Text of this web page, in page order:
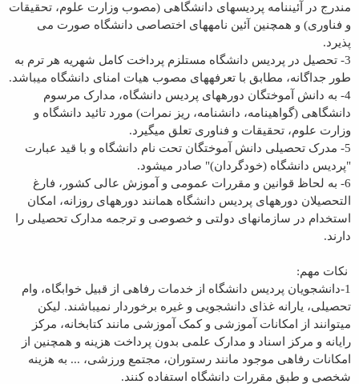
مندرج در آئين‏نامه پرديس‏های دانشگاهی (مصوب وزارت علوم، تحقيقات
و فناوری) و همچنين آئين نامه‏های اختصاصی دانشگاه صورت می
پذيرد.
3- تحصيل در پرديس دانشگاه مستلزم پرداخت کامل شهريه هر ترم به
طور جداگانه، مطابق با تعرفه‏های مصوب هيات امنای دانشگاه می‏باشد.
4- به دانش آموختگان دوره‏های پرديس دانشگاه، مدارک مرسوم
دانشگاهی (گواهينامه، دانشنامه، ريز نمرات) مورد تائيد دانشگاه و
وزارت علوم، تحقيقات و فناوری تعلق می‏گيرد.
5- مدرک تحصيلی دانش آموختگان تحت نام دانشگاه و با قيد عبارت
"پرديس دانشگاه (خودگردان)" صادر می‏شود.
6- به لحاظ قوانين و مقررات عمومی و آموزش عالی کشور، فارغ
التحصيلان دوره‏های پرديس دانشگاه همانند دوره‎های روزانه، امکان
استخدام در سازمانهای دولتی و خصوصی و ترجمه مدارک تحصيلی را
دارند.
نکات مهم:
1-دانشجويان پرديس دانشگاه از خدمات رفاهی از قبيل خوابگاه، وام
تحصيلی، يارانه غذای دانشجويی و غيره برخوردار نمی‏باشند. ليکن
می‏توانند از امکانات آموزشی و کمک آموزشی مانند کتابخانه، مرکز
رايانه و مرکز اسناد و مدارک علمی بدون پرداخت هزينه و همچنين از
امکانات رفاهی موجود مانند رستوران، مجتمع ورزشی، ... به هزينه
شخصی و طبق مقررات دانشگاه استفاده کنند.